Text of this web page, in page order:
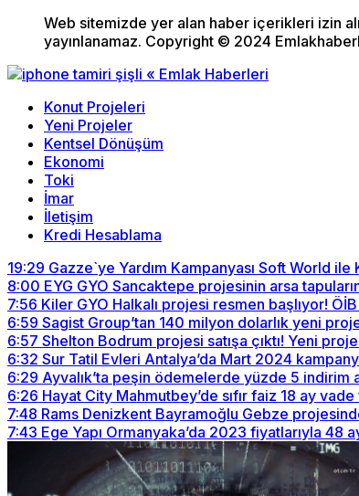
Web sitemizde yer alan haber içerikleri izin
yayınlanamaz. Copyright © 2024
Konut Projeleri
Yeni Projeler
Kentsel Dönüşüm
Ekonomi
Toki
İmar
İletişim
Kredi Hesablama
19:29 Gazze`ye Yardım Kampanyası Soft World
8:00 EYG GYO Sancaktepe projesinin arsa
7:56 Kiler GYO Halkalı projesi resmen başlıyor!
6:59 Sagist Group’tan 140 milyon dolarlık yeni
6:57 Shelton Bodrum projesi satışa çıktı! Yeni
6:32 Sur Tatil Evleri Antalya’da Mart 2024
6:29 Ayvalık’ta peşin ödemelerde yüzde 5 indirim
6:26 Hayat City Mahmutbey’de sıfır faiz 18 ay
7:48 Rams Denizkent Bayramoğlu Gebze
7:43 Ege Yapı Ormanyaka’da 2023 fiyatlarıyla 48